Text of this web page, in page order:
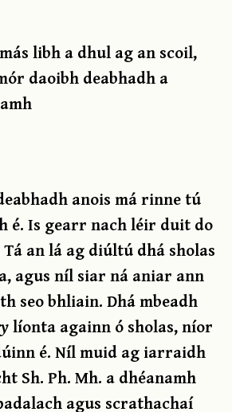
libh a dhul ag an scoil,
daoibh deabhadh a
anois má rinne tú
é. Is gearr nach léir duit do
an lá ag diúltú dhá sholas
agus níl siar ná aniar ann
seo bhliain. Dhá mbeadh
líonta againn ó sholas, níor
é. Níl muid ag iarraidh
Sh. Ph. Mh. a dhéanamh
agus scrathachaí